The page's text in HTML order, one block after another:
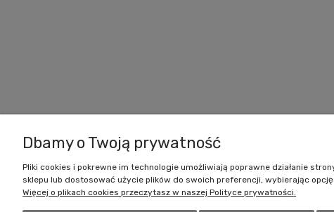
Dbamy o Twoją prywatność
Pliki cookies i pokrewne im technologie umożliwiają poprawne działanie
sklepu lub dostosować użycie plików do swoich preferencji, wybierając
Więcej o plikach cookies przeczytasz w naszej Polityce prywatności.